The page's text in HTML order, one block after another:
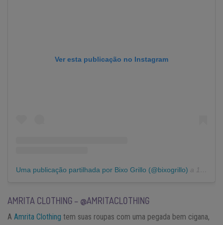
Ver esta publicação no Instagram
Uma publicação partilhada por Bixo Grillo (@bixogrillo) a 14 de Jul, 2020 às 11:03 PDT
AMRITA CLOTHING – @AMRITACLOTHING
A Amrita Clothing tem suas roupas com uma pegada bem cigana,